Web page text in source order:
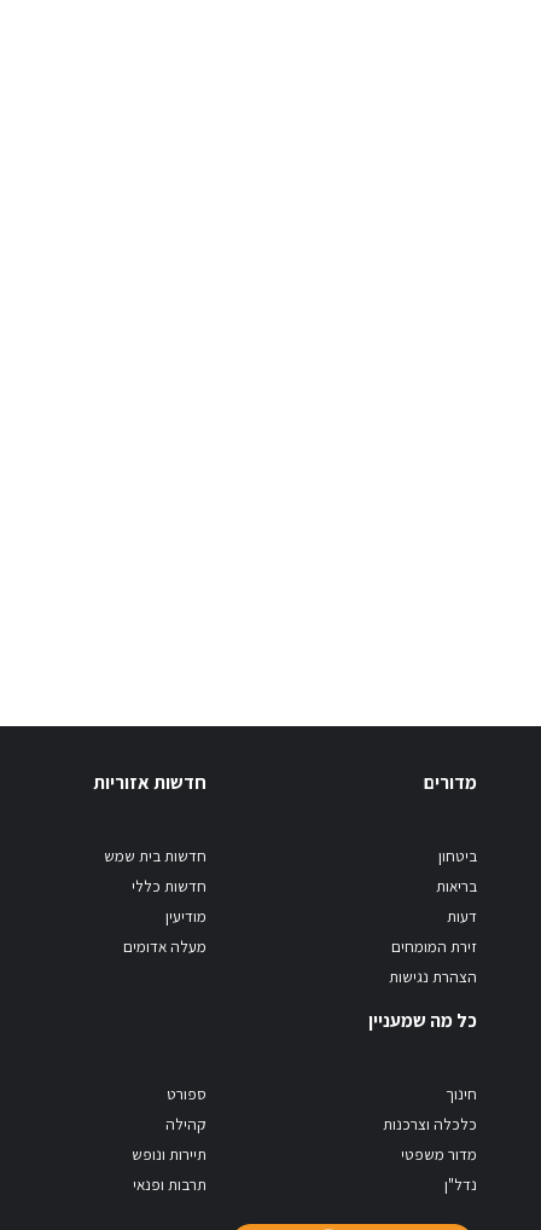
מדורים
ביטחון
בריאות
דעות
זירת המומחים
הצהרת נגישות
חדשות אזוריות
חדשות בית שמש
חדשות כללי
מודיעין
מעלה אדומים
כל מה שמעניין
חינוך
כלכלה וצרכנות
מדור משפטי
נדל"ן
ספורט
קהילה
תיירות ונופש
תרבות ופנאי